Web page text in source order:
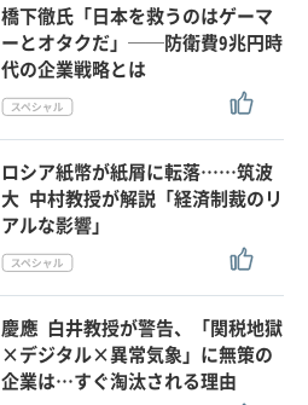
橋下徹氏「日本を救うのはゲーマ
ーとオタクだ」──防衛費9兆円時
代の企業戦略とは
ロシア紙幣が紙屑に転落……筑波
大 中村教授が解説「経済制裁のリ
アルな影響」
慶應 白井教授が警告、「関税地獄
×デジタル×異常気象」に無策の
企業は…すぐ淘汰される理由